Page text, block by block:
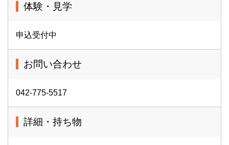
体験・見学
申込受付中
お問い合わせ
042-775-5517
詳細・持ち物